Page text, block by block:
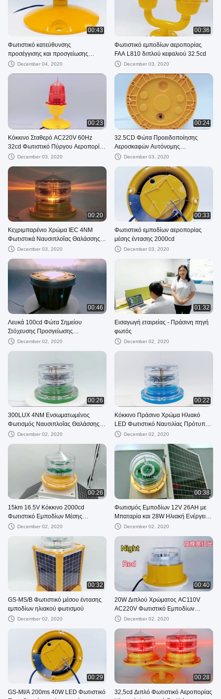
00:43
Φωτιστικό κατεύθυνσης
προσέγγισης και προσγείωσης
ελικοδρομίου IP65 5W Λευκού
December 04, 2020
00:36
Φωτιστικό εμποδίων αεροπορίας
FAA L810 διπλού κεφαλιού 32.5cd
December 03, 2020
00:23
Κόκκινο Σταθερό AC220V 60Hz
32cd Φωτιστικό Πύργου Αεροπορίας
Χαμηλής Έντασης LED
December 03, 2020
00:24
32.5CD Φώτα Προειδοποίησης
Αεροσκαφών Αυτόνομης
Λειτουργίας για Γερανούς
December 03, 2020
00:20
Κεχριμπαρένιο Χρώμα IEC 4NM
Φωτιστικά Ναυσιπλοΐας Θαλάσσης
32.5CD Ηλιακής Ενέργειας
December 03, 2020
00:33
Φωτιστικό εμποδίων αεροπορίας
μέσης έντασης 2000cd
December 03, 2020
00:46
Λευκά 100cd Φώτα Σημείου
Στόχευσης Προσγείωσης
Ελικοδρομίου
December 02, 2020
01:32
Εισαγωγή εταιρείας - Πράσινη πηγή
φωτός
December 02, 2020
00:26
300LUX 4NM Ενσωματωμένος
Φωτισμός Ναυσιπλοΐας Θαλάσσης
Μπαταρία Φωσφορικού Άλατος
December 02, 2020
00:22
Κόκκινο Πράσινο Χρώμα Ηλιακό
LED Φωτιστικό Ναυτιλίας Πρότυπο
IALA Προς Πώληση 1~4NM
December 02, 2020
00:26
15km 16.5V Κόκκινο 2000cd
Φωτιστικό Εμποδίων Μέσης
Έντασης
December 02, 2020
00:38
Φωτισμός Εμποδίων 12V 26AH με
Μπαταρία και 28W Ηλιακή Ενέργεια
για Πύργους Τηλεπικοινωνιών
December 02, 2020
00:32
GS-MS/B Φωτιστικό μέσου έντασης
εμποδίων ηλιακού φωτισμού
December 02, 2020
00:40
20W Διπλού Χρώματος AC110V
AC220V Φωτιστικό Εμποδίων
Αεροσκαφών
December 02, 2020
00:29
GS-MI/A 200ms 40W LED Φωτιστικό
00:28
32,5cd Διπλό Φωτιστικό Αεροπορίας